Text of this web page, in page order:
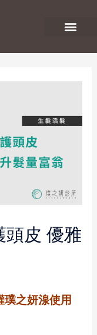
頭皮 優雅
璞之妍湶使用